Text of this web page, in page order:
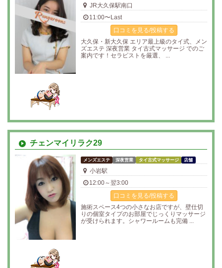
JR大久保駅南口
11:00〜Last
口コミを見る/投稿する
大久保・新大久保 エリア最上級のタイ式、メン
ズエステ 深夜営業 タイ古式マッサージ でのご
案内です！セラピストを厳選、 ...
チェンマイリラク29
メンズエステ 深夜営業 タイ古式マッサージ 店舗
小岩駅
12:00～翌3:00
口コミを見る/投稿する
施術スペース4つの小さなお店ですが、壁仕切
りの個室タイプのお部屋でじっくりマッサージ
が受けられます。シャワールームも完備 ...